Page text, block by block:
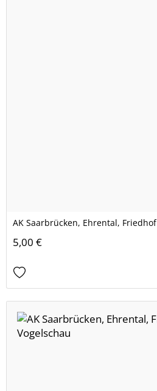
AK Saarbrücken, Ehrental, Friedhof
5,00 €